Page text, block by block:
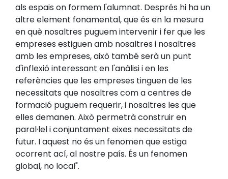
als espais on formem l'alumnat. Després hi ha un
altre element fonamental, que és en la mesura
en què nosaltres puguem intervenir i fer que les
empreses estiguen amb nosaltres i nosaltres
amb les empreses, això també serà un punt
d'inflexió interessant en l'anàlisi i en les
referències que les empreses tinguen de les
necessitats que nosaltres com a centres de
formació puguem requerir, i nosaltres les que
elles demanen. Això permetrà construir en
paral·lel i conjuntament eixes necessitats de
futur. I aquest no és un fenomen que estiga
ocorrent ací, al nostre país. És un fenomen
global, no local".